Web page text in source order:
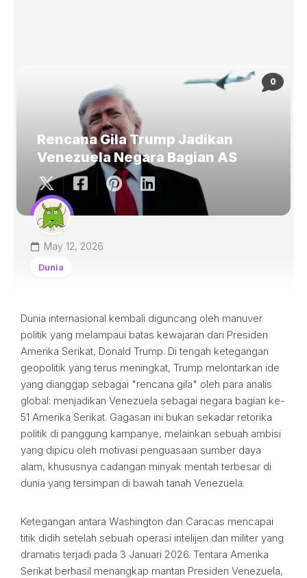
0
Rencana Gila Trump Jadikan
Venezuela Negara Bagian AS
May 12, 2026
Dunia
Dunia internasional kembali diguncang oleh manuver
politik yang melampaui batas kewajaran dari Presiden
Amerika Serikat, Donald Trump. Di tengah ketegangan
geopolitik yang terus meningkat, Trump melontarkan ide
yang dianggap sebagai "rencana gila" oleh para analis
global: menjadikan Venezuela sebagai negara bagian ke-
51 Amerika Serikat. Gagasan ini bukan sekadar retorika
politik di panggung kampanye, melainkan sebuah ambisi
yang dipicu oleh motivasi penguasaan sumber daya
alam, khususnya cadangan minyak mentah terbesar di
dunia yang tersimpan di bawah tanah Venezuela.
Ketegangan antara Washington dan Caracas mencapai
titik didih setelah sebuah operasi intelijen dan militer yang
dramatis terjadi pada 3 Januari 2026. Tentara Amerika
Serikat berhasil menangkap mantan Presiden Venezuela,